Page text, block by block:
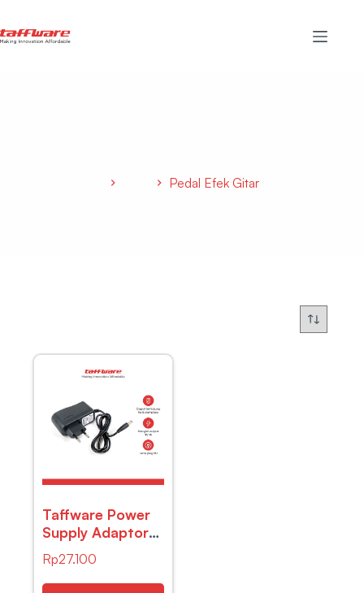
Pedal Efek Gitar
Taffware Power
Supply Adaptor
EU 9V 1A
Polaritas Center
Positif – YErY-
Rp27.100